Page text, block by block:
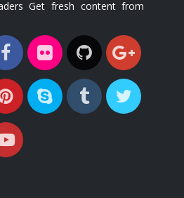
Get fresh content from